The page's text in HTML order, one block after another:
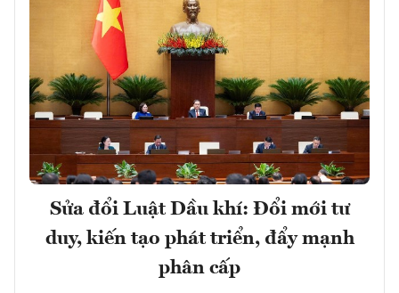
Sửa đổi Luật Dầu khí: Đổi mới tư
duy, kiến tạo phát triển, đẩy mạnh
phân cấp